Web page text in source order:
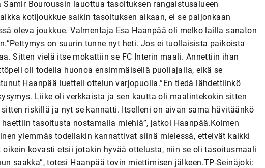
Bouroussin lauottua tasoituksen rangaistusalueen
kotijoukkue saikin tasoituksen aikaan, ei se paljonkaan
oleva joukkue. Valmentaja Esa Haanpää oli melko lailla sanaton
on suurin tunne nyt heti. Jos ei tuollaisista paikoista
Sitten vielä itse mokattiin se FC Interin maali. Annettiin ihan
oli todella huonoa ensimmäisellä puoliajalla, eikä se
Haanpää luetteli ottelun varjopuolia.”En tiedä lähdettiinkö
Liike oli verkkaista ja sen kautta oli maalintekokin sitten
riskillä ja nyt se kannatti. Itselleni on aivan sama hävitäänkö
tasoitusta nostamalla miehiä”, jatkoi Haanpää.Kolmen
ylemmäs todellakin kannattivat siinä mielessä, etteivät kaikki
oikein kovasti etsii jotakin hyvää ottelusta, niin se oli tasoitusmaali
saakka”, totesi Haanpää tovin miettimisen jälkeen.TP-Seinäjoki: